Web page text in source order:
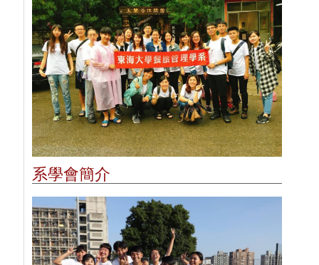
系學會簡介